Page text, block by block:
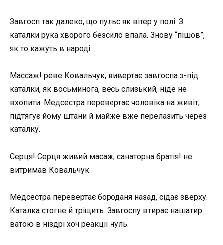
Завгосп так далеко, що пульс як вітер у полі. З
каталки рука хворого безсило впала. Знову “пішов”,
як то кажуть в народі.
Массаж! реве Ковальчук, вивертає завгоспа з-під
каталки, як восьминога, весь слизький, ніде не
вхопити. Медсестра перевертає чоловіка на живіт,
підтягує йому штани й майже вже перелазить через
каталку.
Серця! Серця живий масаж, санаторна братія! не
витримав Ковальчук.
Медсестра перевертає бороданя назад, сідає зверху.
Каталка стогне й тріщить. Завгоспу втирає нашатир
ватою в ніздрі хоч реакції нуль.